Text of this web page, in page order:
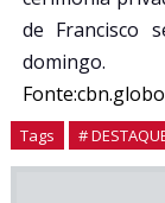
de Francisco
domingo.
Tags #